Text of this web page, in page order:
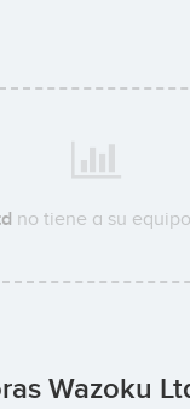
no tiene a su
Wazoku